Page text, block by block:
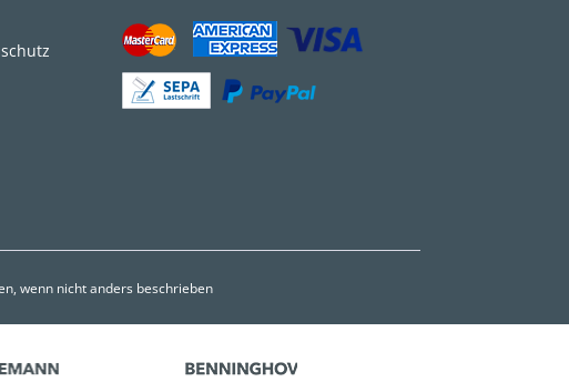
wenn nicht anders beschrieben